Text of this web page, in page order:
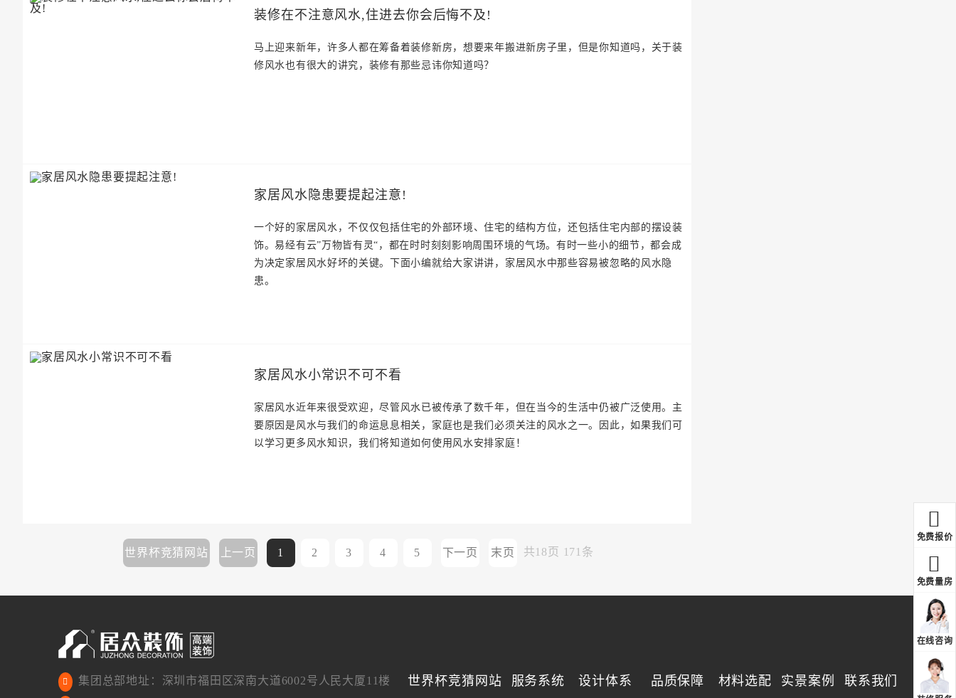
装修在不注意风水,住进去你会后悔不及!
马上迎来新年，许多人都在筹备着装修新房，想要来年搬进新房子里，但是你知道吗，关于装
修风水也有很大的讲究，装修有那些忌讳你知道吗？
家居风水隐患要提起注意!
一个好的家居风水，不仅仅包括住宅的外部环境、住宅的结构方位，还包括住宅内部的摆设装
饰。易经有云”万物皆有灵“，都在时时刻刻影响周围环境的气场。有时一些小的细节，都会成
为决定家居风水好坏的关键。下面小编就给大家讲讲，家居风水中那些容易被忽略的风水隐
患。
家居风水小常识不可不看
家居风水近年来很受欢迎，尽管风水已被传承了数千年，但在当今的生活中仍被广泛使用。主
要原因是风水与我们的命运息息相关，家庭也是我们必须关注的风水之一。因此，如果我们可
以学习更多风水知识，我们将知道如何使用风水安排家庭！
世界杯竞猜网站 上一页 1 2 3 4 5 下一页 末页 共18 页 171 条
免费报价
免费量房
在线咨询
集团总部地址：深圳市福田区深南大道6002号人民大厦11楼 世界杯竞猜网站 服务系统 设计体系 品质保障 材料选配 实景案例 联系我们